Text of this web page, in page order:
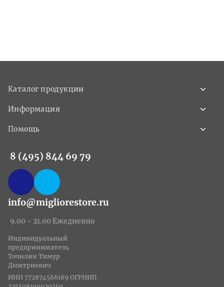
Каталог продукции
Информация
Помощь
8 (495) 844 69 79
info@migliorestore.ru
9.00 - 21.00 Ежедневно
Индивидуальный
предприниматель
Точилин Тимур
Дмитриевич
ИНН 772874566189 ОГРНИП